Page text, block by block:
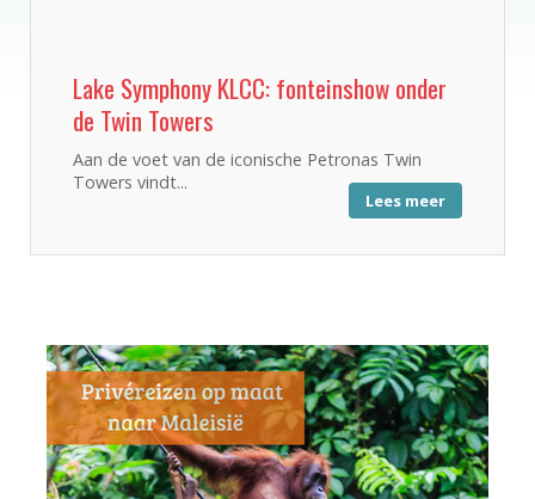
Lake Symphony KLCC: fonteinshow onder
de Twin Towers
Aan de voet van de iconische Petronas Twin
Towers vindt...
Lees meer